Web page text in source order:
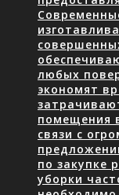
любых
экономят
помещения
связи с
по закупке
уборки